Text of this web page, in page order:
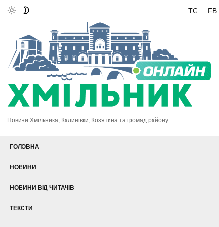
FB
TG
Новини Хмільника, Калинівки, Козятина та громад району
ГОЛОВНА
НОВИНИ
НОВИНИ ВІД ЧИТАЧІВ
ТЕКСТИ